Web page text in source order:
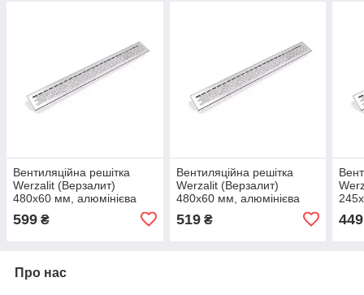
Вентиляційна решітка
Werzalit (Верзалит)
480х60 мм, алюмінієва
599 ₴
Вентиляційна решітка
Werzalit (Верзалит)
480х60 мм, алюмінієва
519₴ 449
Про нас